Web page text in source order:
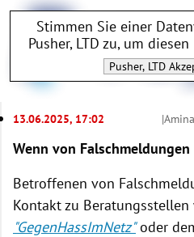
Stimmen Sie einer
Pusher, LTD zu, um
Pusher, LTD
13.06.2025, 17:02 |
Wenn von
Betroffenen von
Kontakt zu Beratungsstellen
"GegenHassImNetz"oder